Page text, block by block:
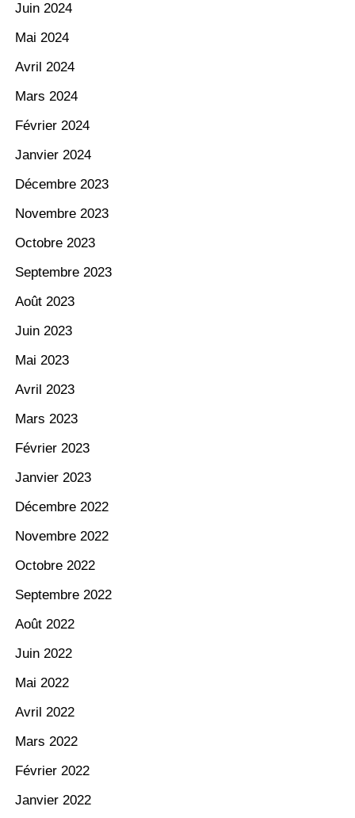
Juin 2024
Mai 2024
Avril 2024
Mars 2024
Février 2024
Janvier 2024
Décembre 2023
Novembre 2023
Octobre 2023
Septembre 2023
Août 2023
Juin 2023
Mai 2023
Avril 2023
Mars 2023
Février 2023
Janvier 2023
Décembre 2022
Novembre 2022
Octobre 2022
Septembre 2022
Août 2022
Juin 2022
Mai 2022
Avril 2022
Mars 2022
Février 2022
Janvier 2022